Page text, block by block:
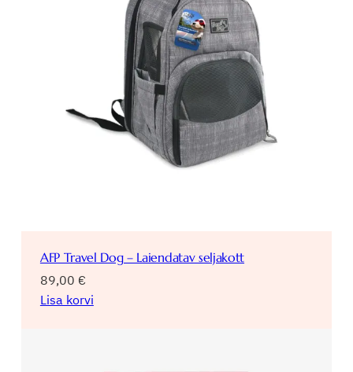
AFP Travel Dog – Laiendatav seljakott
89,00 €
Lisa korvi